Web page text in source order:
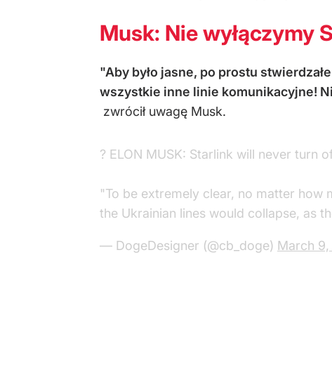
Musk: Nie wyłączymy
"Aby było jasne, po prostu
wszystkie inne linie komunikacyjne!
zwrócił uwagę Musk.
? ELON MUSK: Starlink will never turn
"To be extremely clear, no matter how
the Ukrainian lines would collapse, as
— DogeDesigner (@cb_doge) March